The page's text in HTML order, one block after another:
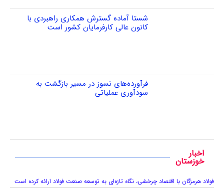
شستا آماده گسترش همکاری راهبردی با
کانون عالی کارفرمایان کشور است
فرآورده‌های نسوز در مسیر بازگشت به
سودآوری عملیاتی
اخبار
خوزستان
فولاد هرمزگان با اقتصاد چرخشی، نگاه تازه‌ای به توسعه صنعت فولاد ارائه کرده است